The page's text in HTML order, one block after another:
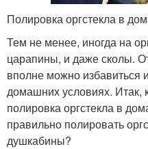
Полировка оргстекла в
Тем не менее, иногда на
царапины, и даже сколы.
вполне можно избавиться
домашних условиях. Итак,
полировка оргстекла в
правильно полировать
душкабины?